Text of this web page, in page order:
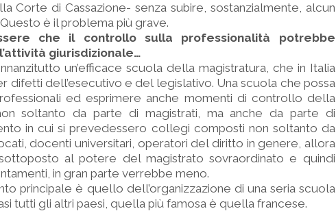
Corte di Cassazione- senza subire, sostanzialmente, alcun
è il problema più grave.
che il controllo sulla professionalità potrebbe
giurisdizionale…
un’efficace scuola della magistratura, che in Italia
difetti dell’esecutivo e del legislativo. Una scuola che possa
ed esprimere anche momenti di controllo della
soltanto da parte di magistrati, ma anche da parte di
in cui si prevedessero collegi composti non soltanto da
docenti universitari, operatori del diritto in genere, allora
al potere del magistrato sovraordinato e quindi
in gran parte verrebbe meno.
principale è quello dell’organizzazione di una seria scuola
tutti gli altri paesi, quella più famosa è quella francese.